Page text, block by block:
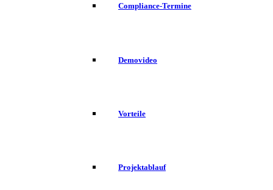
Compliance-Termine
Demovideo
Vorteile
Projektablauf